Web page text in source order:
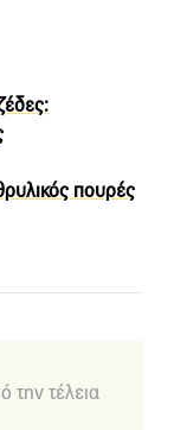
πουρές
την τέλεια